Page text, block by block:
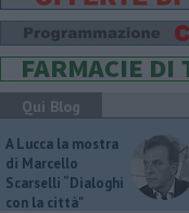
Qui Blog
A Lucca la mostra
di Marcello
Scarselli “Dialoghi
con la città"